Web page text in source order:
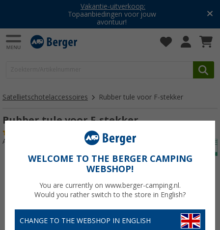
Vakantie-uitverkoop:
Topaanbiedingen voor jouw
avontuur!
Satellietschotelaccessoires Rubber tule voor F-stekker
Rubber tule voor F-stekker
Artikelnr: 180850
WELCOME TO THE BERGER CAMPING
WEBSHOP!
You are currently on www.berger-camping.nl.
Would you rather switch to the store in English?
CHANGE TO THE WEBSHOP IN ENGLISH